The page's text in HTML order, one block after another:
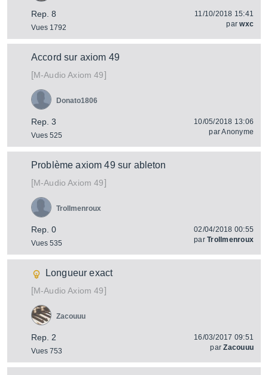
Rep. 8
Vues 1792
11/10/2018 15:41
parwxc
Accord sur axiom 49
[M-Audio Axiom 49]
Rep. 3
Vues 525
Donato1806
10/05/2018 13:06
parAnonyme
Problème axiom 49 sur ableton
[M-Audio Axiom 49]
Rep. 0
Vues 535
Trollmenroux
02/04/2018 00:55
parTrollmenroux
Longueur exact
[M-Audio Axiom 49]
Rep. 2
Vues 753
Zacouuu
16/03/2017 09:51
parZacouuu